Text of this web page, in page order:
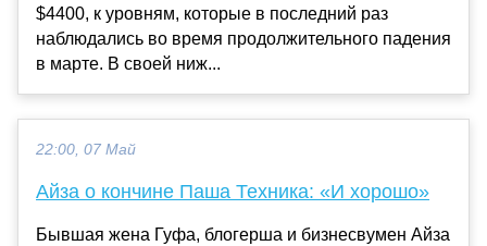
$4400, к уровням, которые в последний раз
наблюдались во время продолжительного падения
в марте. В своей ниж...
22:00, 07 Май
Айза о кончине Паша Техника: «И хорошо»
Бывшая жена Гуфа, блогерша и бизнесвумен Айза